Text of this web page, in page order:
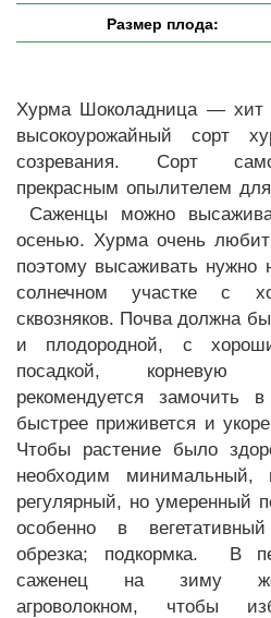
Размер плода:
Хурма Шоколадница — хит
высокоурожайный сорт
созревания. Сорт
прекрасным опылителем
Саженцы можно
осенью. Хурма очень любит
поэтому высаживать нужно
солнечном участке с
сквозняков. Почва должна
и плодородной, с
посадкой, корневую
рекомендуется замочить
быстрее приживется и
Чтобы растение было
необходим минимальный,
регулярный, но умеренный
особенно в
обрезка; подкормка. В
саженец на зиму
агроволокном, чтобы